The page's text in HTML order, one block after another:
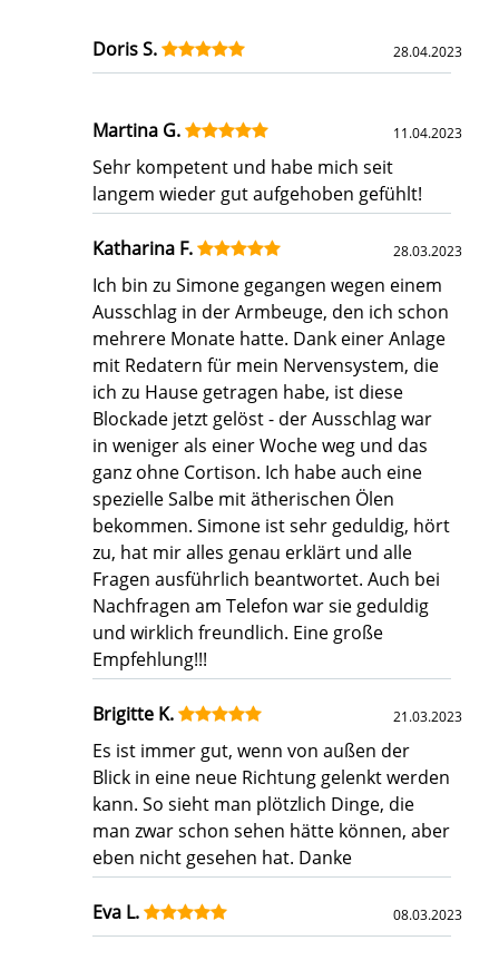
Doris S. 28.04.2023
Martina G. 11.04.2023
Sehr kompetent und habe mich seit
langem wieder gut aufgehoben gefühlt!
Katharina F. 28.03.2023
Ich bin zu Simone gegangen wegen einem
Ausschlag in der Armbeuge, den ich schon
mehrere Monate hatte. Dank einer Anlage
mit Redatern für mein Nervensystem, die
ich zu Hause getragen habe, ist diese
Blockade jetzt gelöst - der Ausschlag war
in weniger als einer Woche weg und das
ganz ohne Cortison. Ich habe auch eine
spezielle Salbe mit ätherischen Ölen
bekommen. Simone ist sehr geduldig, hört
zu, hat mir alles genau erklärt und alle
Fragen ausführlich beantwortet. Auch bei
Nachfragen am Telefon war sie geduldig
und wirklich freundlich. Eine große
Empfehlung!!!
Brigitte K. 21.03.2023
Es ist immer gut, wenn von außen der
Blick in eine neue Richtung gelenkt werden
kann. So sieht man plötzlich Dinge, die
man zwar schon sehen hätte können, aber
eben nicht gesehen hat. Danke
Eva L. 08.03.2023